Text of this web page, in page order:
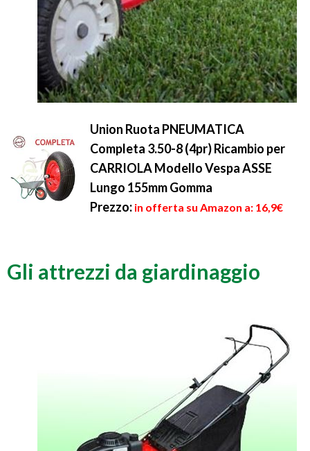
Union Ruota PNEUMATICA
Completa 3.50-8 (4pr) Ricambio per
CARRIOLA Modello Vespa ASSE
Lungo 155mm Gomma
Prezzo: in offerta su Amazon a: 16,9€
Gli attrezzi da giardinaggio